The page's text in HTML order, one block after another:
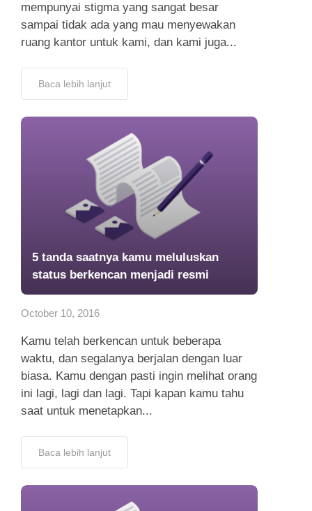
mempunyai stigma yang sangat besar
sampai tidak ada yang mau menyewakan
ruang kantor untuk kami, dan kami juga...
Baca lebih lanjut
5 tanda saatnya kamu meluluskan
status berkencan menjadi resmi
October 10, 2016
Kamu telah berkencan untuk beberapa
waktu, dan segalanya berjalan dengan luar
biasa. Kamu dengan pasti ingin melihat orang
ini lagi, lagi dan lagi. Tapi kapan kamu tahu
saat untuk menetapkan...
Baca lebih lanjut